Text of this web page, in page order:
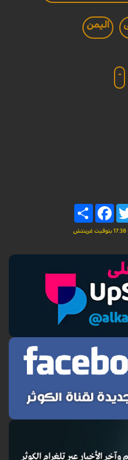
اليمن
-
Share
Facebook